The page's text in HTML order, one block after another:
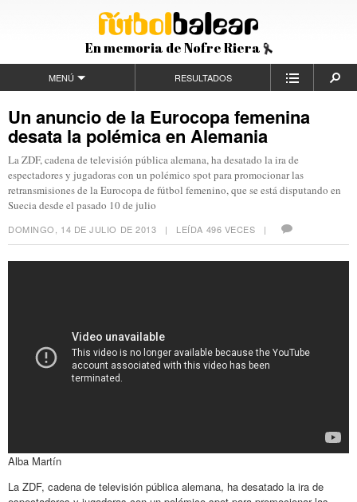
En memoria de Nofre Riera
MENÚ RESULTADOS
Un anuncio de la Eurocopa femenina
desata la polémica en Alemania
La ZDF, cadena de televisión pública alemana, ha desatado la ira de
espectadores y jugadoras con un polémico spot para promocionar las
retransmisiones de la Eurocopa de fútbol femenino, que se está disputando en
Suecia desde el pasado 10 de julio
DOMINGO, 14 DE JULIO DE 2013 | LEÍDA 496 VECES |
Alba Martín
La ZDF, cadena de televisión pública alemana, ha desatado la ira de